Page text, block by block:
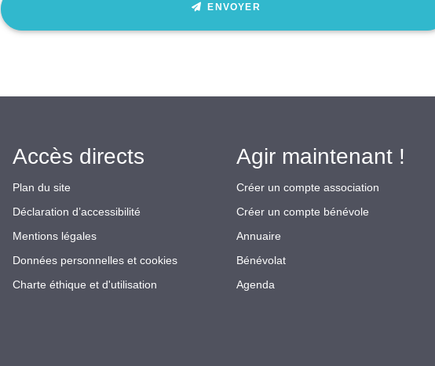
ENVOYER
Accès directs
Plan du site
Déclaration d’accessibilité
Mentions légales
Données personnelles et cookies
Charte éthique et d'utilisation
Agir maintenant !
Créer un compte association
Créer un compte bénévole
Annuaire
Bénévolat
Agenda